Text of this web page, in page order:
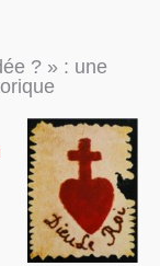
? » : une